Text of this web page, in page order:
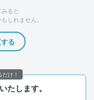
ると
しれません。
る
たします。
け！